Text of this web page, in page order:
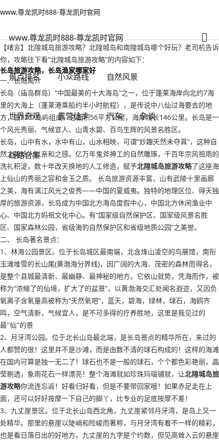
www.尊龙凯时888-尊龙凯时官网
www.尊龙凯时888-尊龙凯时官网
景点排名 小众路线 自然风景
世界奇观 露营徒步 汽车 杂谈
线路合集
www.尊龙凯时888-尊龙凯时官网
北隍城岛旅游攻略？北隍城岛和南隍城岛哪个好玩-www.尊龙凯时888
【绪言】北隍城岛旅游攻略？北隍城岛和南隍城岛哪个好玩？老司机告诉
你，攻略往下看“北隍城岛旅游攻略”的内容如下：
长岛旅游攻略，长岛渔家哪家好
一、长岛简介
长岛（庙岛群岛）“中国最美的十大海岛”之一，位于蓬莱海岸向北约7海
里的大海上（蓬莱港乘船约半小时航程），是传说中八仙过海要去的地
方，由32个岛屿组成，总面积56平方公里，海岸线长146公里。长岛是一
个风光秀丽、气候宜人、山青水碧、百鸟生辉的风景名胜区。
长岛，山中有水，水中有山，山水相映，可谓“妙趣天然未夺真”，这种自
然之美给人以亲和之感。亿万年鬼斧神工的自然雕琢，千百年宗风祖雨的
洗礼积淀，数十年改天换地的人工修造，赋予北隍城岛旅游攻略了这座海
上仙山的秀丽之容和金玉之质。 长岛旅游资源丰富，山有武陵十里画廊
之美，海有漓江风光之俊秀——中国的夏威夷。独特的地理区位、得天独
厚的旅游资源，长岛成为中国北方海岛度假中心，中国北方休闲渔业中
心、中国北方妈祖文化中心。有“国家级自然保护区、国家级风景名胜
区、国家森林公园，省级海豹自然保护区和省级地质公园”之美誉。
二、 长岛著名景点：
1、林海公园景区。位于长岛城区最南端，北含烽山凌空的鸟展馆，南衔
玉滩堆雪的长山尾(黄渤海分界线)，因广阔的大海、茂密的森林而得名，
是整个县城最清新、最幽静、最神秘的地方。它依山就势，凭海而作，被
称为“浓缩了的仙境，扩大了的盆景”，以黄渤海交汇处闻名遐迩，又因负
氧离子含氧量高被称为“天然氧吧”，蓝天，碧海，绿林，球石，海鸥齐
鸣，空气清新，气候宜人，是不可多得的疗养胜地，这里是我见过的
最"仙"的景
2、月牙湾公园。位于北长山岛最北端，是长岛景点的精华所在，来过的
人都赞的很！这里并不是沙滩，而是由数不清的球石构成的！这样的海滩
在国内可算是独一无二了！球石也不是一般的球石，个个都色彩艳丽，晶
莹剔透，象雨花石一样漂亮！整个海滩就如珍珠玛瑙铺就，让北隍城岛旅
游攻略你流连忘返！好看归好看，但是不要带回家哦！如果赤足走在上
面，还可以好好按摩一下自己的脚丫，比专业的足底按摩不差！
3、九丈崖景区。位于北长山岛西北角，九丈崖紧邻月牙湾，是岛上又一
处精华。那里的悬崖以陡峭和险峻而著称，与月牙湾有着不一样的精彩，
也是看日落日出的好地方。九丈崖的九字是个约数，但见高耸入云的悬崖